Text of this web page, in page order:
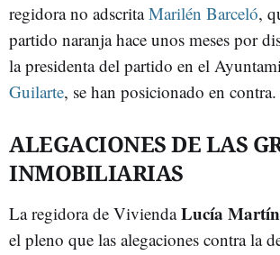
regidora no adscritaMarilén Barceló,
partido naranja hace unos meses por
la presidenta del partido en el
Guilarte, se han posicionado en contra.
ALEGACIONES DE LAS
INMOBILIARIAS
La regidora de ViviendaLucía Martín
el pleno que las alegaciones contra la